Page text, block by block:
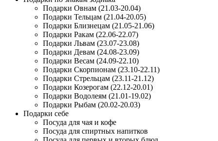
Подарки Овнам (21.03-20.04)
Подарки Тельцам (21.04-20.05)
Подарки Близнецам (21.05-21.06)
Подарки Ракам (22.06-22.07)
Подарки Львам (23.07-23.08)
Подарки Девам (24.08-23.09)
Подарки Весам (24.09-22.10)
Подарки Скорпионам (23.10-22.11)
Подарки Стрельцам (23.11-21.12)
Подарки Козерогам (22.12-20.01)
Подарки Водолеям (21.01-19.02)
Подарки Рыбам (20.02-20.03)
Подарки себе
Посуда для чая и кофе
Посуда для спиртных напитков